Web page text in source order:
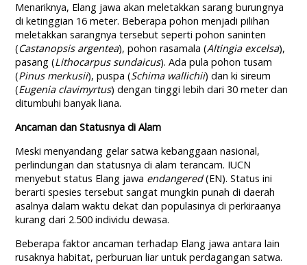
Menariknya, Elang jawa akan meletakkan sarang burungnya
di ketinggian 16 meter. Beberapa pohon menjadi pilihan
meletakkan sarangnya tersebut seperti pohon saninten
(Castanopsis argentea), pohon rasamala (Altingia excelsa),
pasang (Lithocarpus sundaicus). Ada pula pohon tusam
(Pinus merkusii), puspa (Schima wallichii) dan ki sireum
(Eugenia clavimyrtus) dengan tinggi lebih dari 30 meter dan
ditumbuhi banyak liana.
Ancaman dan Statusnya di Alam
Meski menyandang gelar satwa kebanggaan nasional,
perlindungan dan statusnya di alam terancam. IUCN
menyebut status Elang jawa endangered(EN). Status ini
berarti spesies tersebut sangat mungkin punah di daerah
asalnya dalam waktu dekat dan populasinya di perkiraanya
kurang dari 2.500 individu dewasa.
Beberapa faktor ancaman terhadap Elang jawa antara lain
rusaknya habitat, perburuan liar untuk perdagangan satwa.